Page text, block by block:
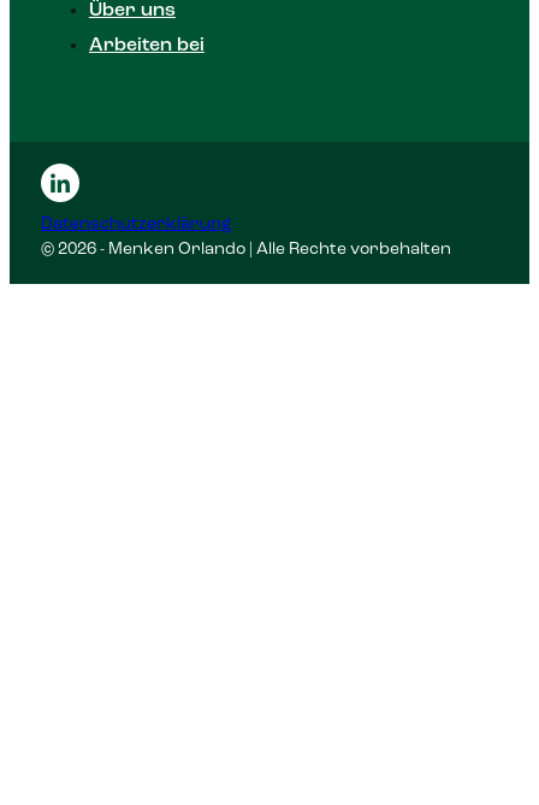
Über uns
Arbeiten bei
Datenschutzerklärung
© 2026 - Menken Orlando | Alle Rechte vorbehalten